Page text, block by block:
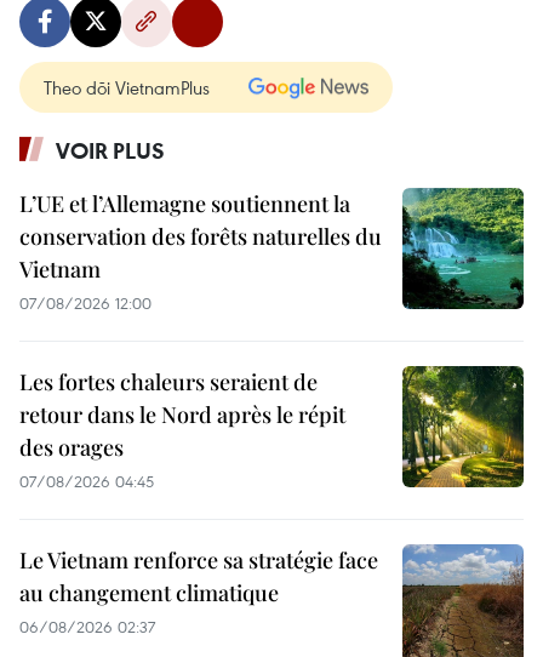
Theo dõi VietnamPlus
VOIR PLUS
L’UE et l’Allemagne soutiennent la
conservation des forêts naturelles du
Vietnam
07/08/2026 12:00
Les fortes chaleurs seraient de
retour dans le Nord après le répit
des orages
07/08/2026 04:45
Le Vietnam renforce sa stratégie face
au changement climatique
06/08/2026 02:37